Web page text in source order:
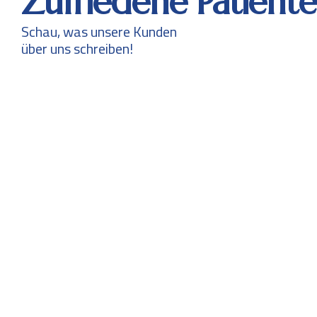
Schau, was unsere Kunden
über uns schreiben!